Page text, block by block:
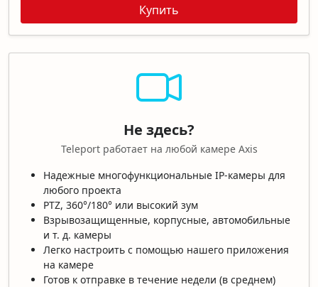
Купить
Не здесь?
Teleport работает на любой камере Axis
Надежные многофункциональные IP-камеры для
любого проекта
PTZ, 360°/180° или высокий зум
Взрывозащищенные, корпусные, автомобильные
и т. д. камеры
Легко настроить с помощью нашего приложения
на камере
Готов к отправке в течение недели (в среднем)